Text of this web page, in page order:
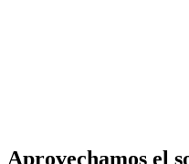
Aprovechamos el